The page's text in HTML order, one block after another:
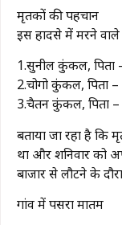
मृतकों की पहचान
इस हादसे में मरने
1.सुनील कुंकल,
2.चोगो कुंकल, पिता
3.चैतन कुंकल, पिता
बताया जा रहा है कि
था और शनिवार को
बाजार से लौटने के
गांव में पसरा मातम